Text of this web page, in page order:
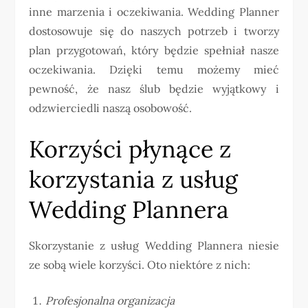
inne marzenia i oczekiwania. Wedding Planner
dostosowuje się do naszych potrzeb i tworzy
plan przygotowań, który będzie spełniał nasze
oczekiwania. Dzięki temu możemy mieć
pewność, że nasz ślub będzie wyjątkowy i
odzwierciedli naszą osobowość.
Korzyści płynące z
korzystania z usług
Wedding Plannera
Skorzystanie z usług Wedding Plannera niesie
ze sobą wiele korzyści. Oto niektóre z nich:
Profesjonalna organizacja